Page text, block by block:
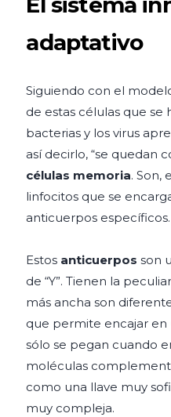
adaptativo
Siguiendo con el
de estas células que se
bacterias y los virus
así decirlo, “se quedan
células memoria. Son,
linfocitos que se
anticuerpos específicos.
Estos anticuerpos son
de “Y”. Tienen la
más ancha son
que permite encajar
sólo se pegan cuando
moléculas
como una llave muy
muy compleja.